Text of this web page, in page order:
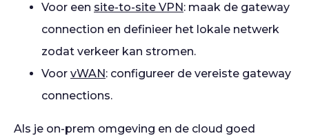
Voor een site-to-site VPN: maak de gateway
connection en definieer het lokale netwerk
zodat verkeer kan stromen.
Voor vWAN: configureer de vereiste gateway
connections.
Als je on-prem omgeving en de cloud goed